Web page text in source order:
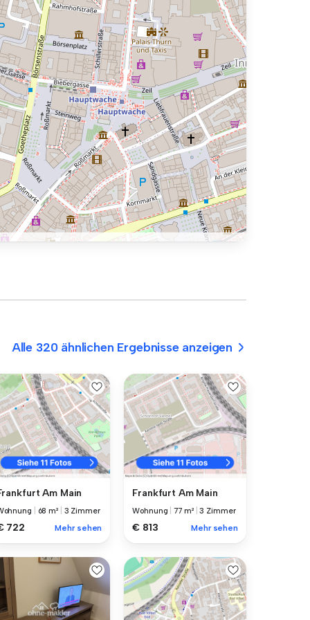
Alle 320 ähnlichen Ergebnisse anzeigen
Am Main
68 m² 3 Zimmer
722 Mehr sehen
Frankfurt Am Main
Wohnung |77 m² |3 Zimmer
€ 813 Mehr sehen